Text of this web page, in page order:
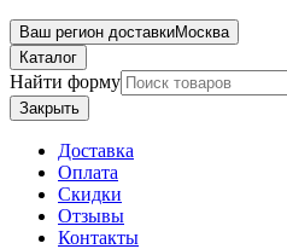
Ваш регион доставкиМосква
Каталог
Найти форму
Закрыть
Доставка
Оплата
Скидки
Отзывы
Контакты